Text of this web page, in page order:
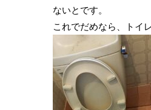
ないとです。
これでだめなら、トイ